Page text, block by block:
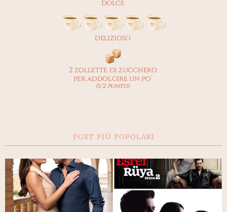
POST PIÙ POPOLARI